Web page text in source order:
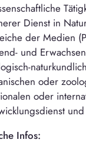
Dienst in
der Medien
und
oder
oder
Infos: